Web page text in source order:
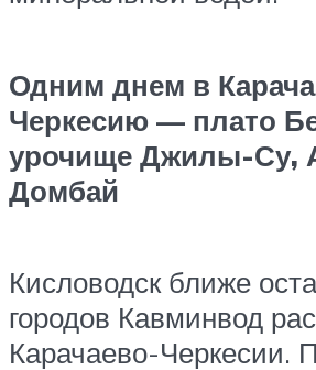
Одним днем в
Черкесию — плато
урочище Джилы-Су,
Домбай
Кисловодск ближе
городов Кавминвод
Карачаево-Черкесии.